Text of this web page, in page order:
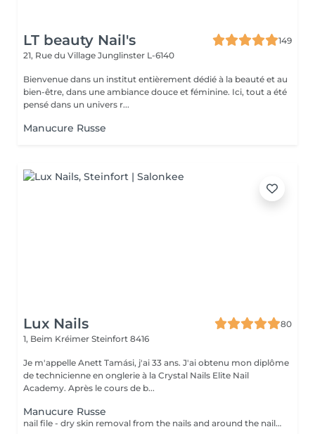
LT beauty Nail's
149
21, Rue du Village Junglinster L-6140
Bienvenue dans un institut entièrement dédié à la beauté et au
bien-être, dans une ambiance douce et féminine. Ici, tout a été
pensé dans un univers r...
Manucure Russe
Lux Nails
80
1, Beim Kréimer Steinfort 8416
Je m'appelle Anett Tamási, j'ai 33 ans. J'ai obtenu mon diplôme
de technicienne en onglerie à la Crystal Nails Elite Nail
Academy. Après le cours de b...
Manucure Russe
nail file - dry skin removal from the nails and around the nail with special bits and scissor - nail and skin moisturising I make Russian manicure, which is the most sophisticated technique. I remove the dead, dry skin from the nails and around the nails with special manicure bits and scissors. The result is a perfect nail and skin surface. You will feel as if somebody exchanged your hands.